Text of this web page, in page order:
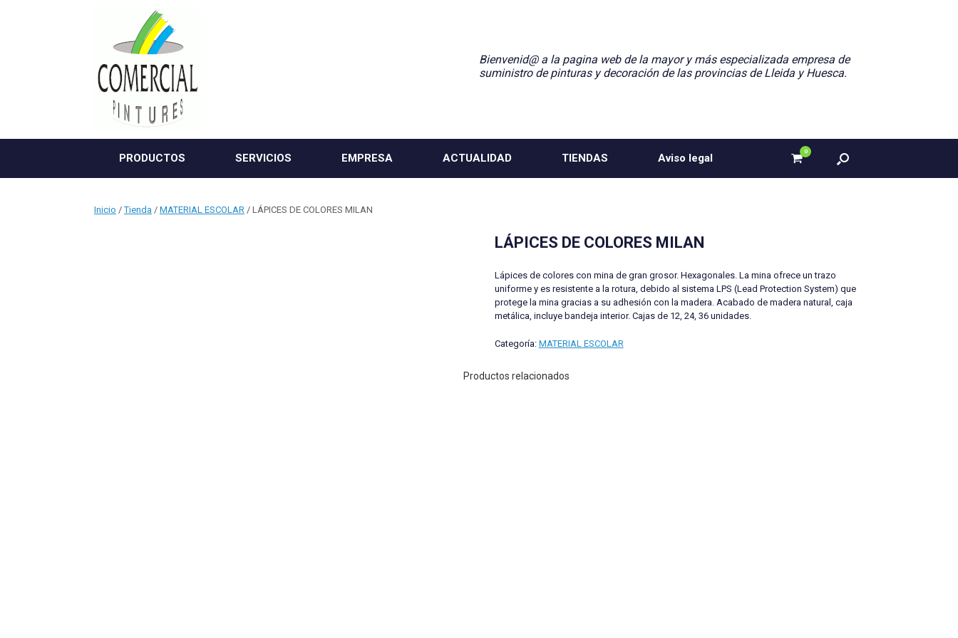
Bienvenid@ a la pagina web de la mayor y más especializada empresa de
suministro de pinturas y decoración de las provincias de Lleida y Huesca.
PRODUCTOS SERVICIOS EMPRESA ACTUALIDAD TIENDAS Aviso legal
Ver
carrito
0
Inicio /Tienda / MATERIAL ESCOLAR / LÁPICES DE COLORES MILAN
LÁPICES DE COLORES MILAN
Lápices de colores con mina de gran grosor. Hexagonales. La mina ofrece un trazo
uniforme y es resistente a la rotura, debido al sistema LPS (Lead Protection System) que
protege la mina gracias a su adhesión con la madera. Acabado de madera natural, caja
metálica, incluye bandeja interior. Cajas de 12, 24, 36 unidades.
Categoría: MATERIAL ESCOLAR
Productos relacionados